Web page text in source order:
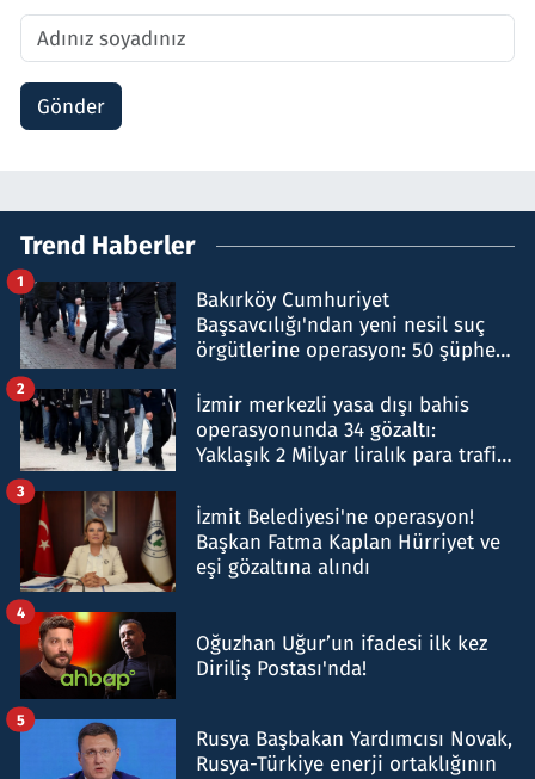
Gönder
Trend Haberler
Bakırköy Cumhuriyet
Başsavcılığı'ndan yeni nesil suç
örgütlerine operasyon: 50 şüpheli
1
İzmir merkezli yasa dışı bahis
operasyonunda 34 gözaltı:
Yaklaşık 2 Milyar liralık para trafiği
2
İzmit Belediyesi'ne operasyon!
Başkan Fatma Kaplan Hürriyet ve
eşi gözaltına alındı
3
Oğuzhan Uğur’un ifadesi ilk kez
Diriliş Postası'nda!
4
Rusya Başbakan Yardımcısı Novak,
Rusya-Türkiye enerji ortaklığının
5